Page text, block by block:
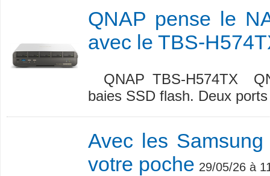
QNAP pense le
avec le TBS-
QNAP TBS-H574TX
baies SSD flash. Deux
Avec les
votre poche 29/05/26 à